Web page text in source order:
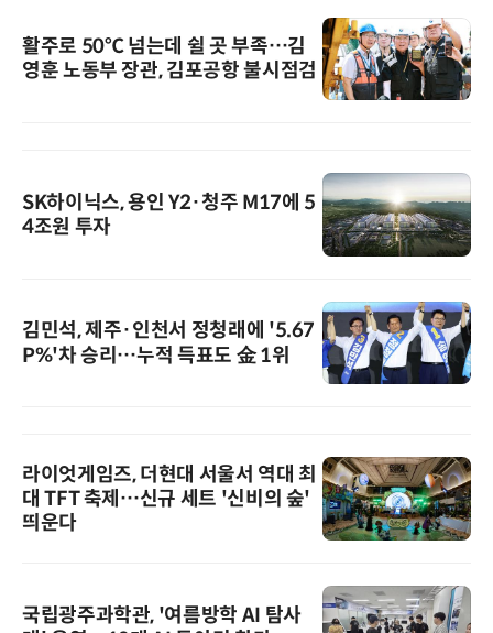
활주로 50℃ 넘는데 쉴 곳 부족…김
영훈 노동부 장관, 김포공항 불시점검
SK하이닉스, 용인 Y2·청주 M17에 5
4조원 투자
김민석, 제주·인천서 정청래에 '5.67
P%'차 승리…누적 득표도 金 1위
라이엇게임즈, 더현대 서울서 역대 최
대 TFT 축제…신규 세트 '신비의 숲'
띄운다
국립광주과학관, '여름방학 AI 탐사